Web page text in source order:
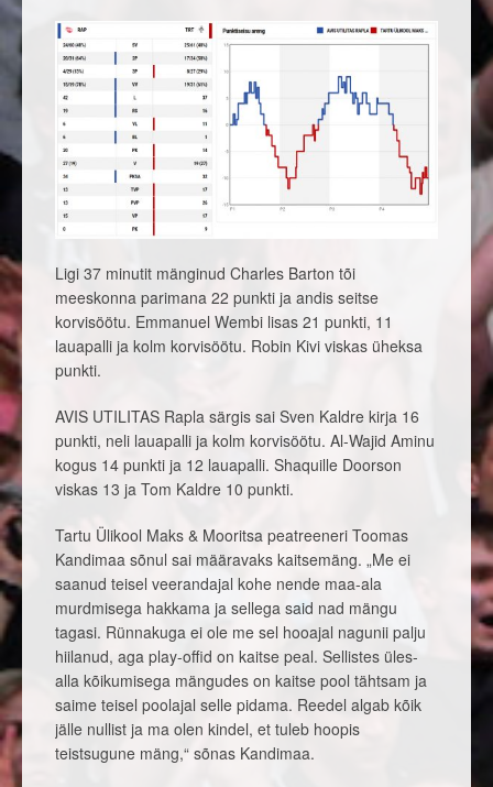
Ligi 37 minutit mänginud Charles Barton tõi
meeskonna parimana 22 punkti ja andis seitse
korvisöötu. Emmanuel Wembi lisas 21 punkti, 11
lauapalli ja kolm korvisöötu. Robin Kivi viskas üheksa
punkti.
AVIS UTILITAS Rapla särgis sai Sven Kaldre kirja 16
punkti, neli lauapalli ja kolm korvisöötu. Al-Wajid Aminu
kogus 14 punkti ja 12 lauapalli. Shaquille Doorson
viskas 13 ja Tom Kaldre 10 punkti.
Tartu Ülikool Maks & Mooritsa peatreeneri Toomas
Kandimaa sõnul sai määravaks kaitsemäng. „Me ei
saanud teisel veerandajal kohe nende maa-ala
murdmisega hakkama ja sellega said nad mängu
tagasi. Rünnakuga ei ole me sel hooajal nagunii palju
hiilanud, aga play-offid on kaitse peal. Sellistes üles-
alla kõikumisega mängudes on kaitse pool tähtsam ja
saime teisel poolajal selle pidama. Reedel algab kõik
jälle nullist ja ma olen kindel, et tuleb hoopis
teistsugune mäng,“ sõnas Kandimaa.